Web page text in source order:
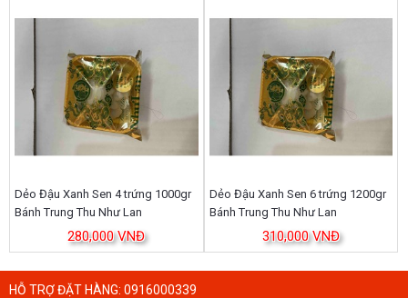
Dẻo Đậu Xanh Sen 4 trứng 1000gr
Bánh Trung Thu Như Lan
280,000 VNĐ
Dẻo Đậu Xanh Sen 6 trứng 1200gr
Bánh Trung Thu Như Lan
310,000 VNĐ
HỖ TRỢ ĐẶT HÀNG: 0916000339